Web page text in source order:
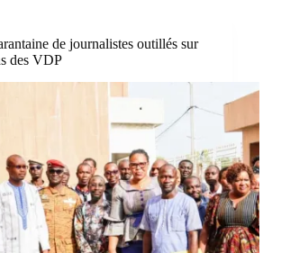
de journalistes outillés sur
des VDP